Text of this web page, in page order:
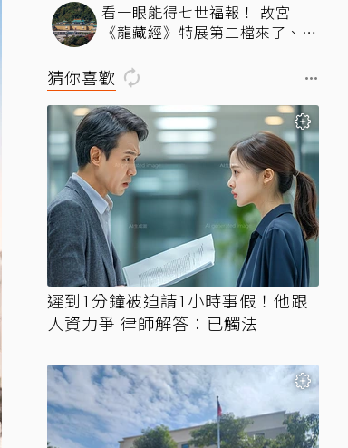
看一眼能得七世福報！ 故宮
《龍藏經》特展第二檔來了、文
驚：貧窮限制想像
猜你喜歡
遲到1分鐘被迫請1小時事假！他跟
人資力爭 律師解答：已觸法